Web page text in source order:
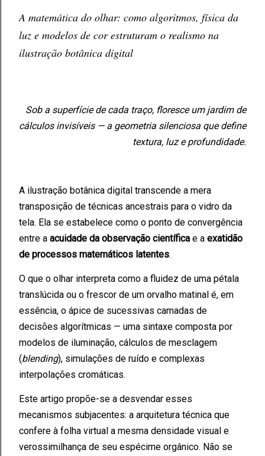
A matemática do olhar: como algoritmos, física da
luz e modelos de cor estruturam o realismo na
ilustração botânica digital
Sob a superfície de cada traço, floresce um jardim de
cálculos invisíveis — a geometria silenciosa que define
textura, luz e profundidade.
A ilustração botânica digital transcende a mera
transposição de técnicas ancestrais para o vidro da
tela. Ela se estabelece como o ponto de convergência
entre a acuidade da observação científica e a exatidão
de processos matemáticos latentes.
O que o olhar interpreta como a fluidez de uma pétala
translúcida ou o frescor de um orvalho matinal é, em
essência, o ápice de sucessivas camadas de
decisões algorítmicas — uma sintaxe composta por
modelos de iluminação, cálculos de mesclagem
(blending), simulações de ruído e complexas
interpolações cromáticas.
Este artigo propõe-se a desvendar esses
mecanismos subjacentes: a arquitetura técnica que
confere à folha virtual a mesma densidade visual e
verossimilhança de seu espécime orgânico. Não se